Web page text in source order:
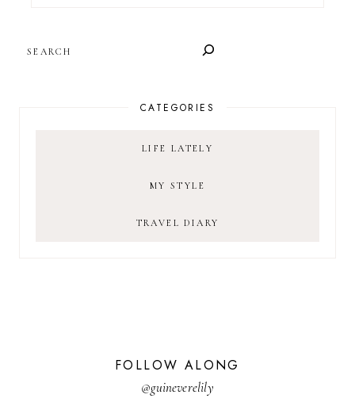
CATEGORIES
LIFE LATELY
MY STYLE
TRAVEL DIARY
FOLLOW ALONG
@guineverelily